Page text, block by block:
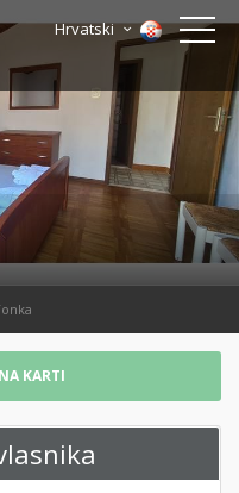
Hrvatski
KARTI